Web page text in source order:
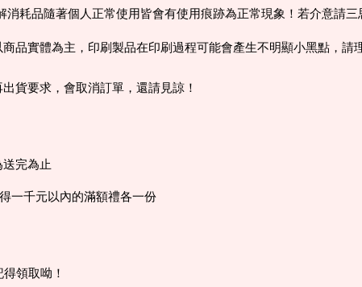
耗品隨著個人正常使用皆會有使用痕跡為正常現象！若介意請
品實體為主，印刷製品在印刷過程可能會產生不明顯小黑點，請
貨要求，會取消訂單，還請見諒！
完為止
一千元以內的滿額禮各一份
領取呦！